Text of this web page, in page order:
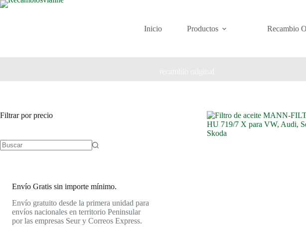
Saltar
Inicio Productos Recambio
Filtrar por precio
Envío Gratis sin importe mínimo.
Envío gratuito desde la primera unidad para
envíos nacionales en territorio Peninsular
por las empresas Seur y Correos Express.